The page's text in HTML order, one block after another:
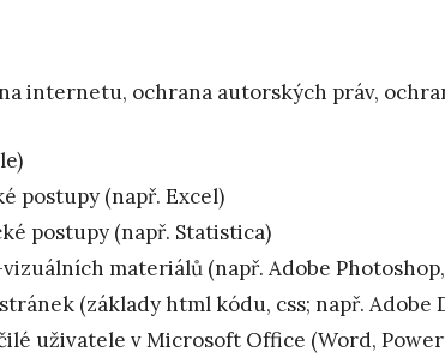
internetu, ochrana autorských práv,
postupy (např. Excel)
postupy (např. Statistica)
materiálů (např. Adobe
(základy html kódu, css; např. Adobe
uživatele v Microsoft Office (Word,